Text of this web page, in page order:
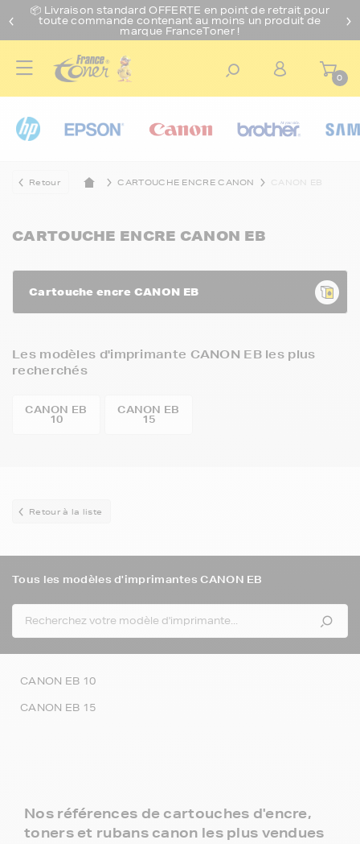
📦 Livraison standard OFFERTE en point de retrait pour
toute commande contenant au moins un produit de
marque FranceToner !
0
Retour CARTOUCHE ENCRE CANON CANON EB
CARTOUCHE ENCRE CANON EB
Cartouche encre CANON EB
Les modèles d'imprimante CANON EB les plus
recherchés
CANON EB
10
CANON EB
15
Retour à la liste
Tous les modèles d'imprimantes CANON EB
CANON EB 10
CANON EB 15
Nos références de cartouches d'encre,
toners et rubans canon les plus vendues